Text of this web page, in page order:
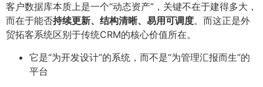
客户数据库本质上是一个“动态资产”，关键不在于建得多大，
而在于能否持续更新、结构清晰、易用可调度。而这正是外
贸拓客系统区别于传统CRM的核心价值所在。
它是“为开发设计”的系统，而不是“为管理汇报而生”的
平台